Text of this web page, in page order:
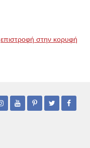
επιστροφή στην κορυφή